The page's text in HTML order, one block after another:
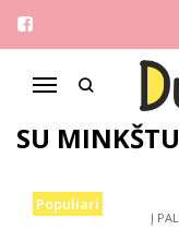
Navigacija
Pagrindinis
Clibee 32-37 stilingi
CLIBEE 32-
SU
Populiari
Į